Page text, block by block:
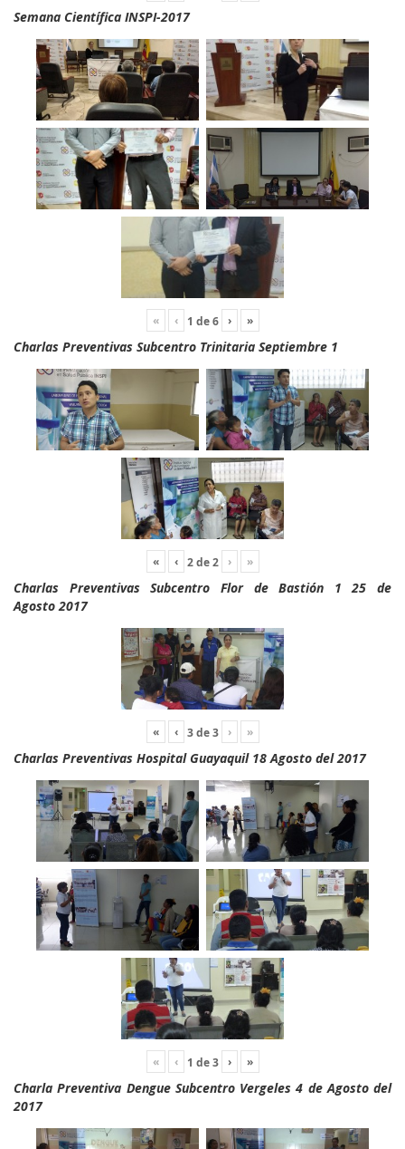
Semana Científica INSPI-2017
« ‹ 1 de6 › »
Charlas Preventivas Subcentro Trinitaria Septiembre 1
« ‹ 2de2 › »
Charlas Preventivas Subcentro Flor de Bastión 1 25 de
Agosto 2017
« ‹ 3de3 › »
Charlas Preventivas Hospital Guayaquil 18 Agosto del 2017
« ‹ 1 de3 › »
Charla Preventiva Dengue Subcentro Vergeles 4 de Agosto del
2017